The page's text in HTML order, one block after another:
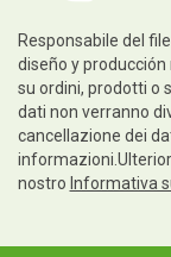
Responsabile del
diseño y
su ordini, prodotti o
dati non verranno
cancellazione dei
nostro Informativa